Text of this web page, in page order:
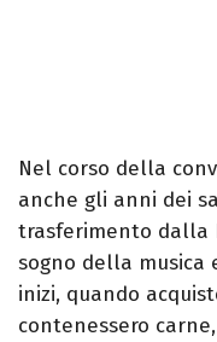
Nel corso della
anche gli anni dei
trasferimento dalla
sogno della musica
inizi, quando
contenessero